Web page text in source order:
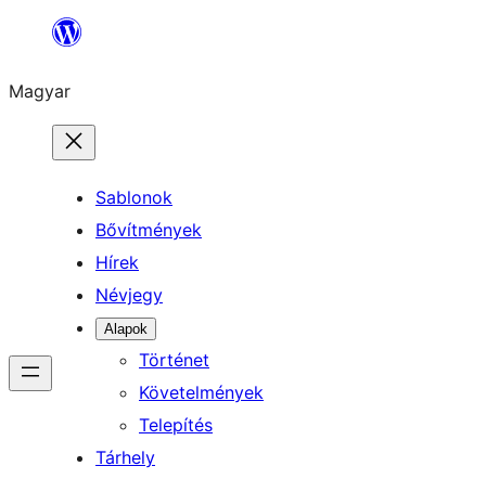
Ugrás
tartalomhoz
Magyar
Sablonok
Bővítmények
Hírek
Névjegy
Alapok
Történet
Követelmények
Telepítés
Tárhely